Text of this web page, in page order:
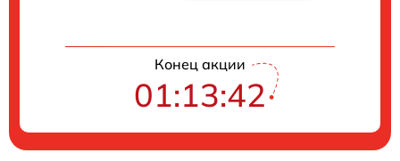
Конец акции
01:13:41